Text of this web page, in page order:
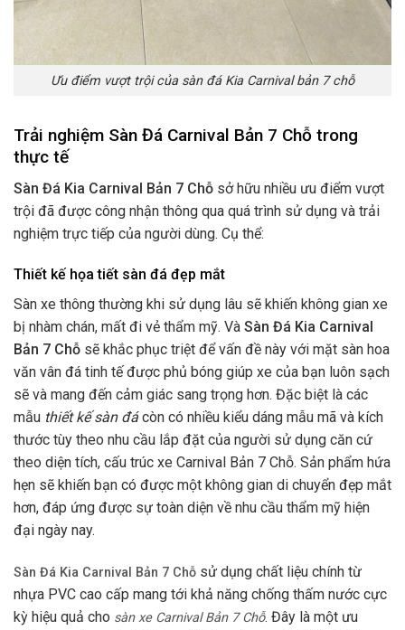
Ưu điểm vượt trội của sàn đá Kia Carnival bản 7 chỗ
Trải nghiệm Sàn Đá Carnival Bản 7 Chỗ trong
thực tế
Sàn Đá Kia Carnival Bản 7 Chỗ sở hữu nhiều ưu điểm vượt
trội đã được công nhận thông qua quá trình sử dụng và trải
nghiệm trực tiếp của người dùng. Cụ thể:
Thiết kế họa tiết sàn đá đẹp mắt
Sàn xe thông thường khi sử dụng lâu sẽ khiến không gian xe
bị nhàm chán, mất đi vẻ thẩm mỹ. Và Sàn Đá Kia Carnival
Bản 7 Chỗ sẽ khắc phục triệt để vấn đề này với mặt sàn hoa
văn vân đá tinh tế được phủ bóng giúp xe của bạn luôn sạch
sẽ và mang đến cảm giác sang trọng hơn. Đặc biệt là các
mẫu thiết kế sàn đácòn có nhiều kiểu dáng mẫu mã và kích
thước tùy theo nhu cầu lắp đặt của người sử dụng căn cứ
theo diện tích, cấu trúc xe Carnival Bản 7 Chỗ. Sản phẩm hứa
hẹn sẽ khiến bạn có được một không gian di chuyển đẹp mắt
hơn, đáp ứng được sự toàn diện về nhu cầu thẩm mỹ hiện
đại ngày nay.
Sàn Đá Kia Carnival Bản 7 Chỗ sử dụng chất liệu chính từ
nhựa PVC cao cấp mang tới khả năng chống thấm nước cực
kỳ hiệu quả cho sàn xe Carnival Bản 7 Chỗ. Đây là một ưu